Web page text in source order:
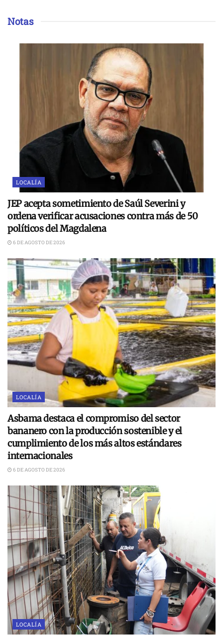
Notas
LOCALÍA
JEP acepta sometimiento de Saúl Severini y
ordena verificar acusaciones contra más de 50
políticos del Magdalena
6 DE AGOSTO DE 2026
LOCALÍA
Asbama destaca el compromiso del sector
bananero con la producción sostenible y el
cumplimiento de los más altos estándares
internacionales
6 DE AGOSTO DE 2026
LOCALÍA